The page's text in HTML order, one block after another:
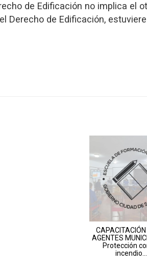
de Edificación no implica el
Derecho de Edificación,
AGENTES
Protección
incendio...